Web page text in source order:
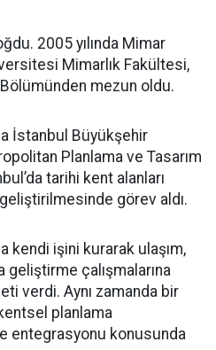
2005 yılında Mimar
Mimarlık Fakültesi,
mezun oldu.
İstanbul Büyükşehir
Planlama ve Tasarım
tarihi kent alanları
görev aldı.
kendi işini kurarak ulaşım,
geliştirme çalışmalarına
verdi. Aynı zamanda bir
planlama
entegrasyonu konusunda